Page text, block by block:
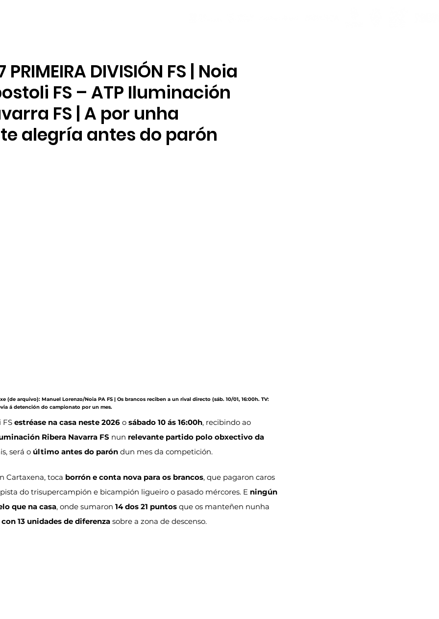
PRIMEIRA DIVISIÓN FS | Noia
FS – ATP Iluminación
FS | A por unha
alegría antes do parón
(de arquivo): Manuel Lorenzo/Noia PA FS | Os brancos reciben a un rival directo (sáb. 10/01, 16:00h. TV:
á detención do campionato por un mes.
FS estréase na casa neste 2026 o sábado 10 ás 16:00h, recibindo ao
Ribera Navarra FS nun relevante partido polo obxectivo da
será o último antes do parón dun mes da competición.
Cartaxena, toca borrón e conta nova para os brancos, que pagaron caros
do trisupercampión e bicampión ligueiro o pasado mércores. E ningún
que na casa, onde sumaron 14 dos 21 puntos que os manteñen nunha
13 unidades de diferenza sobre a zona de descenso.